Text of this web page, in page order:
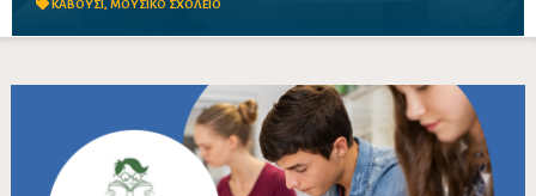
ΚΑΒΟΥΣΙ, ΜΟΥΣΙΚΟ ΣΧΟΛΕΙΟ